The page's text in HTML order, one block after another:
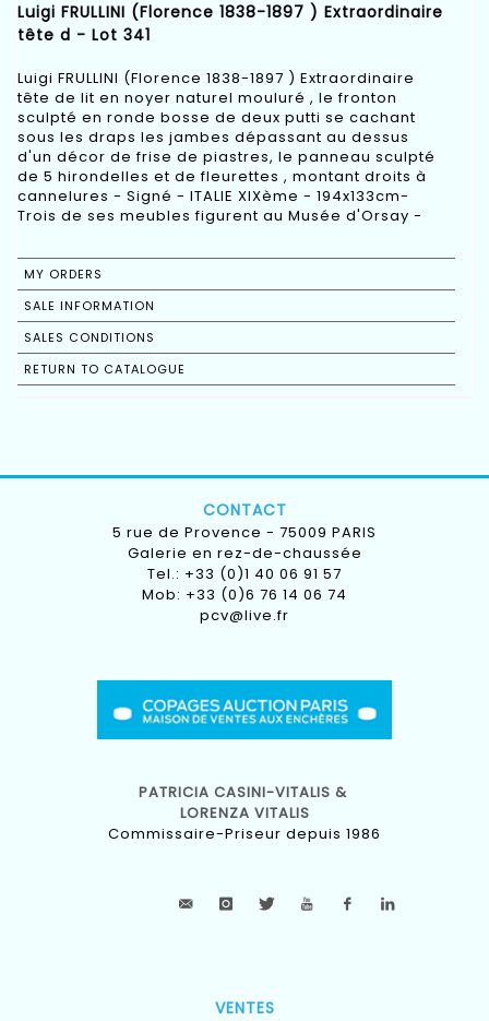
Luigi FRULLINI (Florence 1838-1897 ) Extraordinaire
tête d - Lot 341
Luigi FRULLINI (Florence 1838-1897 ) Extraordinaire
tête de lit en noyer naturel mouluré , le fronton
sculpté en ronde bosse de deux putti se cachant
sous les draps les jambes dépassant au dessus
d'un décor de frise de piastres, le panneau sculpté
de 5 hirondelles et de fleurettes , montant droits à
cannelures - Signé - ITALIE XIXème - 194x133cm-
Trois de ses meubles figurent au Musée d'Orsay -
MY ORDERS
SALE INFORMATION
SALES CONDITIONS
RETURN TO CATALOGUE
CONTACT
5 rue de Provence - 75009 PARIS
Galerie en rez-de-chaussée
Tel.: +33 (0)1 40 06 91 57
Mob: +33 (0)6 76 14 06 74
pcv@live.fr
PATRICIA CASINI-VITALIS &
LORENZA VITALIS
Commissaire-Priseur depuis 1986
VENTES